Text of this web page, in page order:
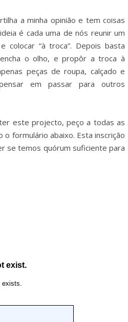
a minha opinião e tem coisas
é cada uma de nós reunir um
“à troca”. Depois basta
o olho, e propôr a troca à
peças de roupa, calçado e
em passar para outros
este projecto, peço a todas as
formulário abaixo. Esta inscrição
se temos quórum suficiente para